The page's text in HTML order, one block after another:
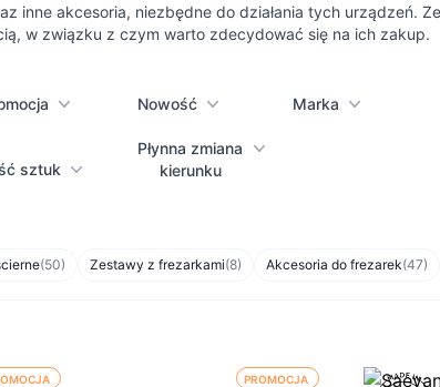
inne akcesoria, niezbędne do działania tych urządzeń.
w związku z czym warto zdecydować się na ich zakup.
Nowość Marka
sztuk
Płynna zmiana
kierunku
(50) Zestawy z frezarkami(8) Akcesoria do frezarek(47)
PROMOCJA